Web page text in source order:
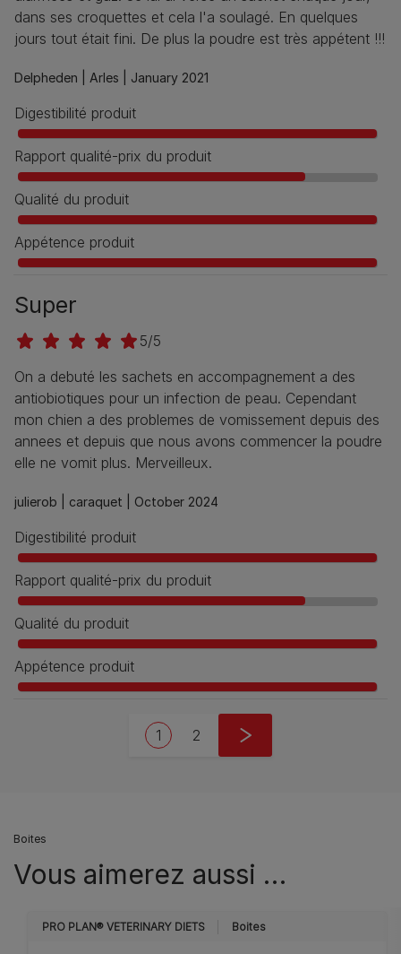
dans ses croquettes et cela l'a soulagé. En quelques
jours tout était fini. De plus la poudre est très appétent !!!
Delpheden | Arles | January 2021
Digestibilité produit
Rapport qualité-prix du produit
Qualité du produit
Appétence produit
Super
5/5
On a debuté les sachets en accompagnement a des
antiobiotiques pour un infection de peau. Cependant
mon chien a des problemes de vomissement depuis des
annees et depuis que nous avons commencer la poudre
elle ne vomit plus. Merveilleux.
julierob | caraquet | October 2024
Digestibilité produit
Rapport qualité-prix du produit
Qualité du produit
Appétence produit
Pagination
Current page
1 Page
2 Next page
››
Boites
Vous aimerez aussi …
PRO PLAN® VETERINARY DIETS Boites